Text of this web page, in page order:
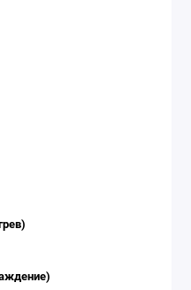
«Алиса» и
абсолютный
вместе, чтобы
«Self